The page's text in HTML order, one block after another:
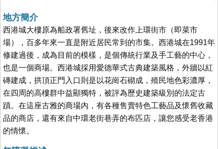
地方簡介
西港城大樓原為船政署舊址，後來改作上環街市（即菜市
場），百多年來一直是附近居民常到的市集。西港城在1991年
修建過後，成為目前的模樣，是個傳統行業及手工藝的中心，
也是一個商場。西港城採用愛德華式古典建築風格，外牆以紅
磚建成，拱頂正門入口則是以花崗石砌成，殖民地色彩濃厚，
在四周的高樓群中益顯獨特，被評為歷史建築級別的法定古
蹟。在這座古雅的商場內，有各種售賣特色工藝品及懷舊收藏
品的商店，還有來自中環老街巷弄的布匹店，讓您感受老香港
的情懷。